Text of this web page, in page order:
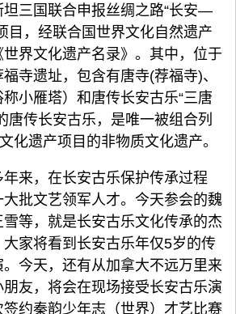
三国联合申报丝绸之路“长安—
目，经联合国世界文化自然遗产
界文化遗产名录》。其中，位于
寺遗址，包含有唐寺(荐福寺)、
小雁塔）和唐传长安古乐“三唐
唐传长安古乐，是唯一被组合列
化遗产项目的非物质文化遗产。
来，在长安古乐保护传承过程
批文艺领军人才。今天参会的魏
等，就是长安古乐文化传承的杰
家将看到长安古乐年仅5岁的传
今天，还有从加拿大不远万里来
友，将会在现场接受长安古乐演
约秦韵少年志（世界）才艺比赛